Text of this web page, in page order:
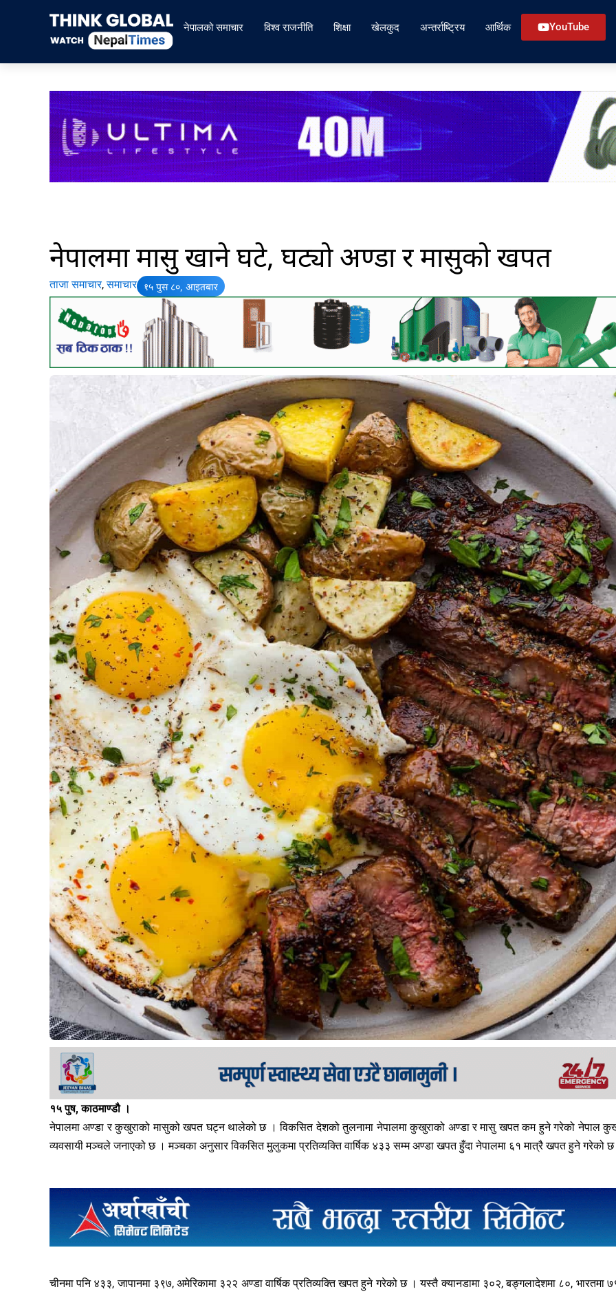
नेपालको समाचार विश्व राजनीति शिक्षा खेलकुद अन्तर्राष्ट्रिय आर्थिक YouTube
नेपालमा मासु खाने घटे, घट्यो अण्डा र मासुको खपत
ताजा समाचार,समाचार १५ पुस ८०, आइतबार
१५ पुष, काठमाण्डौ ।
नेपालमा अण्डा र कुखुराको मासुको खपत घट्न थालेको छ । विकसित देशको तुलनामा नेपालमा कुखुराको अण्डा र मासु खपत कम हुने गरेको नेपाल
व्यवसायी मञ्चले जनाएको छ । मञ्चका अनुसार विकसित मुलुकमा प्रतिव्यक्ति वार्षिक ४३३ सम्म अण्डा खपत हुँदा नेपालमा ६१ मात्रै खपत हुने गरेको छ
चीनमा पनि ४३३, जापानमा ३९७, अमेरिकामा ३२२ अण्डा वार्षिक प्रतिव्यक्ति खपत हुने गरेको छ । यस्तै क्यानडामा ३०२, बङ्गलादेशमा ८०, भारतमा